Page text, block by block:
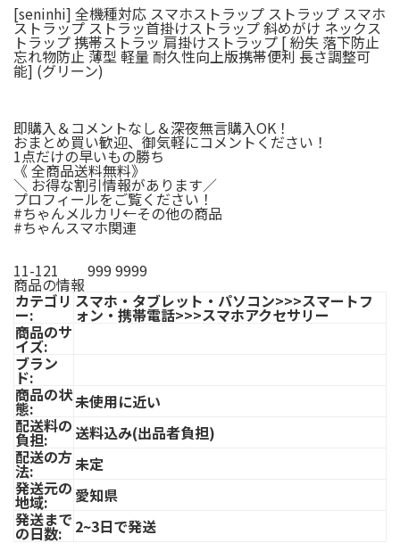
[seninhi] 全機種対応 スマホストラップ ストラップ スマホ
ストラップ ストラッ首掛けストラップ 斜めがけ ネックス
トラップ 携帯ストラッ 肩掛けストラップ [ 紛失 落下防止
忘れ物防止 薄型 軽量 耐久性向上版携帯便利 長さ調整可
能] (グリーン)
即購入＆コメントなし＆深夜無言購入OK！
おまとめ買い歓迎、御気軽にコメントください！
1点だけの早いもの勝ち
《 全商品送料無料》
＼ お得な割引情報があります／
プロフィールをご覧ください！
#ちゃんメルカリ←その他の商品
#ちゃんスマホ関連
11-121 999 9999
商品の情報
カテゴリ
ー:
スマホ・タブレット・パソコン>>>スマートフ
ォン・携帯電話>>>スマホアクセサリー
商品のサ
イズ:
ブラン
ド:
商品の状
態:
未使用に近い
配送料の
負担:
送料込み(出品者負担)
配送の方
法:
未定
発送元の
地域:
愛知県
発送まで
の日数:
2~3日で発送